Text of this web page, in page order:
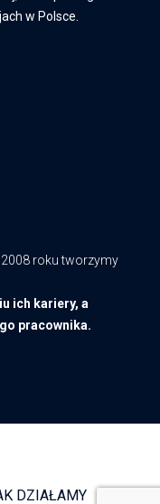
w Polsce.
roku tworzymy
ich kariery, a
pracownika.
DZIAŁAMY